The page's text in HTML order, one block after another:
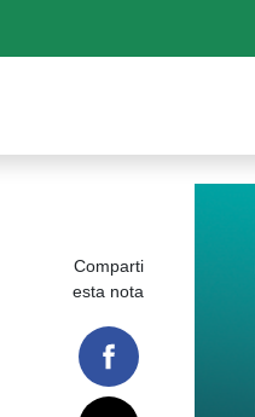
Comparti
esta nota